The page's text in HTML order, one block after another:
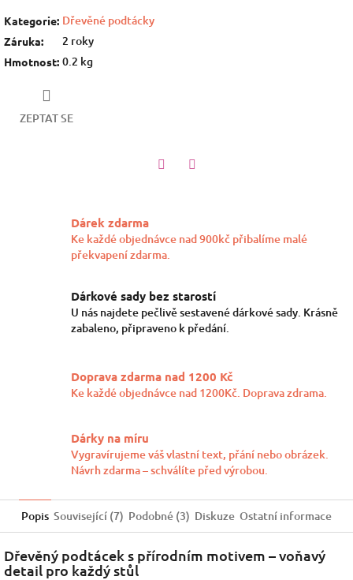
Kategorie: Dřevěné podtácky
Záruka: 2 roky
Hmotnost: 0.2 kg
ZEPTAT SE
Dárek zdarma
Ke každé objednávce nad 900kč přibalíme malé
překvapení zdarma.
Dárkové sady bez starostí
U nás najdete pečlivě sestavené dárkové sady. Krásně
zabaleno, připraveno k předání.
Doprava zdarma nad 1200 Kč
Ke každé objednávce nad 1200Kč. Doprava zdrama.
Dárky na míru
Vygravírujeme váš vlastní text, přání nebo obrázek.
Návrh zdarma – schválíte před výrobou.
Popis Související (7) Podobné (3) Diskuze Ostatní informace
Dřevěný podtácek s přírodním motivem – voňavý
detail pro každý stůl